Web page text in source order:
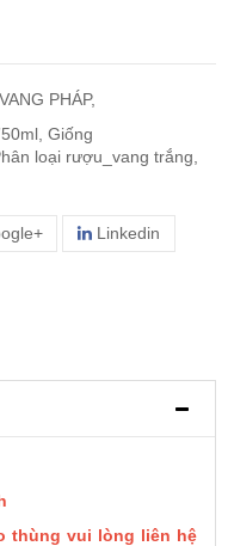
PHÁP,
Giống
loại rượu_vang trắng,
Linkedin
thùng vui lòng liên hệ